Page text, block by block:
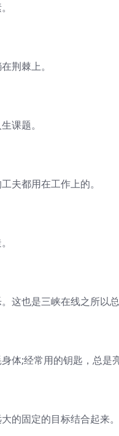
荆棘上。
课题。
夫都用在工作上的。
这也是三峡在线之所以
体;经常用的钥匙，总是
的固定的目标结合起来。